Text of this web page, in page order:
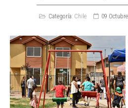
Categoría: Chile 09